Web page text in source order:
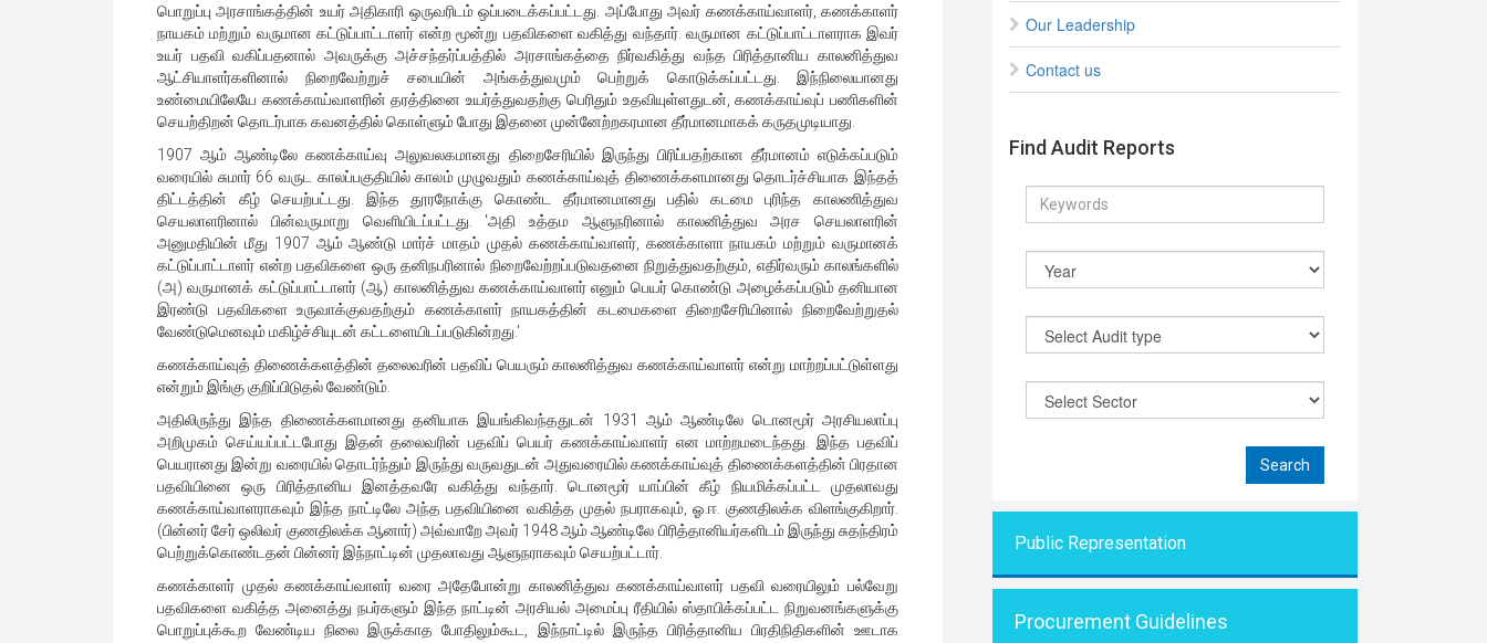
பொறுப்பு அரசாங்கத்தின் உயர் அதிகாரி ஒருவரிடம் ஒப்படைக்கப்பட்டது. அப்போது அவர் கணக்காய்வாளர், கணக்காளர்
நாயகம் மற்றும் வருமான கட்டுப்பாட்டாளர் என்ற மூன்று பதவிகளை வகித்து வந்தார். வருமான கட்டுப்பாட்டாளராக இவர்
உயர் பதவி வகிப்பதனால் அவருக்கு அச்சந்தர்ப்பத்தில் அரசாங்கத்தை நிர்வகித்து வந்த பிரித்தானிய காலனித்துவ
ஆட்சியாளர்களினால் நிறைவேற்றுச் சபையின் அங்கத்துவமும் பெற்றுக் கொடுக்கப்பட்டது. இந்நிலையானது
உண்மையிலேயே கணக்காய்வாளரின் தரத்தினை உயர்த்துவதற்கு பெரிதும் உதவியுள்ளதுடன், கணக்காய்வுப் பணிகளின்
செயற்திறன் தொடர்பாக கவனத்தில் கொள்ளும் போது இதனை முன்னேற்றகரமான தீர்மானமாகக் கருதமுடியாது.
1907 ஆம் ஆண்டிலே கணக்காய்வு அலுவலகமானது திறைசேரியில் இருந்து பிரிப்பதற்கான தீர்மானம் எடுக்கப்படும்
வரையில் சுமார் 66 வருட காலப்பகுதியில் காலம் முழுவதும் கணக்காய்வுத் திணைக்களமானது தொடர்ச்சியாக இந்தத்
திட்டத்தின் கீழ் செயற்பட்டது. இந்த தூரநோக்கு கொண்ட தீர்மானமானது பதில் கடமை புரிந்த காலணித்துவ
செயலாளரினால் பின்வருமாறு வெளியிடப்பட்டது. 'அதி உத்தம ஆளுநரினால் காலனித்துவ அரச செயலாளரின்
அனுமதியின் மீது 1907 ஆம் ஆண்டு மார்ச் மாதம் முதல் கணக்காய்வாளர், கணக்காளா நாயகம் மற்றும் வருமானக்
கட்டுப்பாட்டாளர் என்ற பதவிகளை ஒரு தனிநபரினால் நிறைவேற்றப்படுவதனை நிறுத்துவதற்கும், எதிர்வரும் காலங்களில்
(அ) வருமானக் கட்டுப்பாட்டாளர் (ஆ) காலனித்துவ கணக்காய்வாளர் எனும் பெயர் கொண்டு அழைக்கப்படும் தனியான
இரண்டு பதவிகளை உருவாக்குவதற்கும் கணக்காளர் நாயகத்தின் கடமைகளை திறைசேரியினால் நிறைவேற்றுதல்
வேண்டுமெனவும் மகிழ்ச்சியுடன் கட்டளையிடப்படுகின்றது.'
கணக்காய்வுத் திணைக்களத்தின் தலைவரின் பதவிப் பெயரும் காலனித்துவ கணக்காய்வாளர் என்று மாற்றப்பட்டுள்ளது
என்றும் இங்கு குறிப்பிடுதல் வேண்டும்.
அதிலிருந்து இந்த திணைக்களமானது தனியாக இயங்கிவந்ததுடன் 1931 ஆம் ஆண்டிலே டொனமூர் அரசியலாப்பு
அறிமுகம் செய்யப்பட்டபோது இதன் தலைவரின் பதவிப் பெயர் கணக்காய்வாளர் என மாற்றமடைந்தது. இந்த பதவிப்
பெயரானது இன்று வரையில் தொடர்ந்தும் இருந்து வருவதுடன் அதுவரையில் கணக்காய்வுத் திணைக்களத்தின் பிரதான
பதவியினை ஒரு பிரித்தானிய இனத்தவரே வகித்து வந்தார். டொனமூர் யாப்பின் கீழ் நியமிக்கப்பட்ட முதலாவது
கணக்காய்வாளராகவும் இந்த நாட்டிலே அந்த பதவியினை வகித்த முதல் நபராகவும், ஓ.ஈ. குணதிலக்க விளங்குகிறார்.
(பின்னர் சேர் ஒலிவர் குணதிலக்க ஆனார்) அவ்வாறே அவர் 1948 ஆம் ஆண்டிலே பிரித்தானியர்களிடம் இருந்து சுதந்திரம்
பெற்றுக்கொண்டதன் பின்னர் இந்நாட்டின் முதலாவது ஆளுநராகவும் செயற்பட்டார்.
கணக்காளர் முதல் கணக்காய்வாளர் வரை அதேபோன்று காலனித்துவ கணக்காய்வாளர் பதவி வரையிலும் பல்வேறு
பதவிகளை வகித்த அனைத்து நபர்களும் இந்த நாட்டின் அரசியல் அமைப்பு ரீதியில் ஸ்தாபிக்கப்பட்ட நிறுவனங்களுக்கு
பொறுப்புக்கூற வேண்டிய நிலை இருக்காத போதிலும்கூட, இந்நாட்டில் இருந்த பிரித்தானிய பிரதிநிதிகளின் ஊடாக
Our Leadership
Contact us
Find Audit Reports
Public Representation
Procurement Guidelines